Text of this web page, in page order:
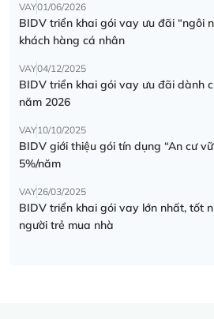
VAY01/06/2026
BIDV triển khai gói vay ưu đãi “ngôi
khách hàng cá nhân
VAY04/12/2025
BIDV triển khai gói vay ưu đãi dành
năm 2026
VAY10/10/2025
BIDV giới thiệu gói tín dụng “An cư
5%/năm
VAY26/03/2025
BIDV triển khai gói vay lớn nhất, tốt
người trẻ mua nhà